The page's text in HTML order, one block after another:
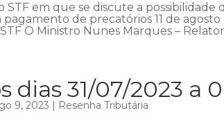
em que se discute a possibilidade
de precatórios 11 de agosto
O Ministro Nunes Marques –
dias 31/07/2023 a
9, 2023 | Resenha Tributária